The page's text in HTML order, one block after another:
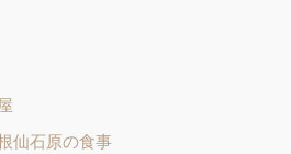
仙石原の食事